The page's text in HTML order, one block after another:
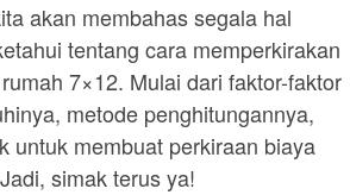
akan membahas segala hal
tentang cara memperkirakan
7×12. Mulai dari faktor-faktor
metode penghitungannya,
untuk membuat perkiraan biaya
simak terus ya!